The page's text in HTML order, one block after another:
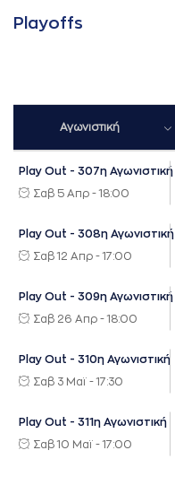
Playoffs
Αγωνιστική
Play Out - 307η Αγωνιστική
Σαβ 5 Απρ - 18:00
Play Out - 308η Αγωνιστική
Σαβ 12 Απρ - 17:00
Play Out - 309η Αγωνιστική
Σαβ 26 Απρ - 18:00
Play Out - 310η Αγωνιστική
Σαβ 3 Μαϊ - 17:30
Play Out - 311η Αγωνιστική
Σαβ 10 Μαϊ - 17:00